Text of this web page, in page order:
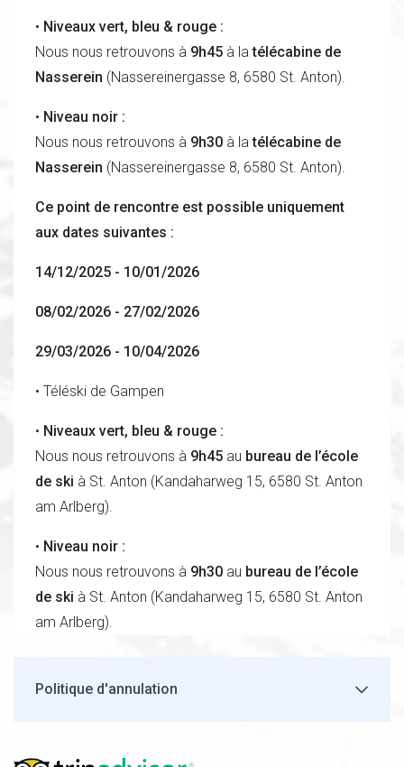
• Niveaux vert, bleu & rouge :
Nous nous retrouvons à 9h45 à latélécabine de
Nasserein (Nassereinergasse 8, 6580 St. Anton).
• Niveau noir :
Nous nous retrouvons à 9h30 à latélécabine de
Nasserein (Nassereinergasse 8, 6580 St. Anton).
Ce point de rencontre est possible uniquement
aux dates suivantes :
14/12/2025 - 10/01/2026
08/02/2026 - 27/02/2026
29/03/2026 - 10/04/2026
• Téléski de Gampen
• Niveaux vert, bleu & rouge :
Nous nous retrouvons à 9h45 au bureau de l’école
de ski à St. Anton (Kandaharweg 15, 6580 St. Anton
am Arlberg).
• Niveau noir :
Nous nous retrouvons à 9h30 au bureau de l’école
de ski à St. Anton (Kandaharweg 15, 6580 St. Anton
am Arlberg).
Politique d'annulation